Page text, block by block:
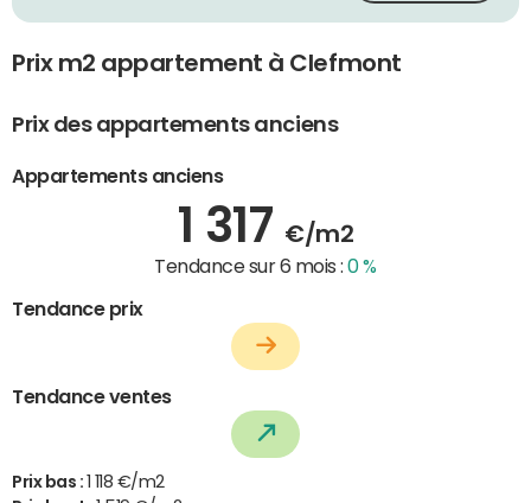
Prix m2 appartement à Clefmont
Prix des appartements anciens
Appartements anciens
1 317 €/m2
Tendance sur 6 mois :0 %
Tendance prix
Tendance ventes
Prix bas : 1 118 €/m2